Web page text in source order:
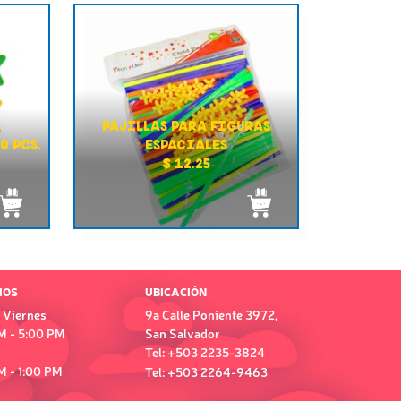
PCS.
PAJILLAS PARA FIGURAS
ESPACIALES
$ 12.25
Viernes
- 5:00 PM
- 1:00 PM
UBICACIÓN
9a Calle Poniente 3972,
San Salvador
Tel: +503 2235-3824
Tel: +503 2264-9463